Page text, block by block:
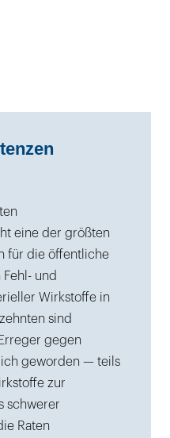
eine der größten
für die öffentliche
und
Wirkstoffe in
sind
gegen
geworden — teils
zur
schwerer
Raten